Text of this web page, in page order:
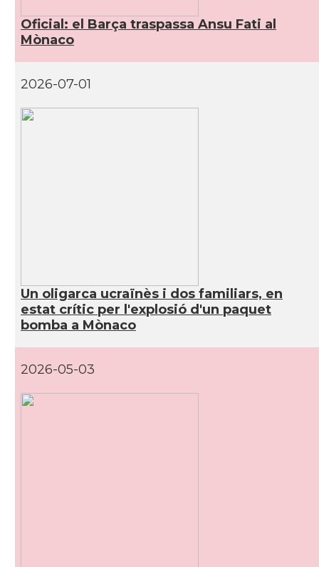
Oficial: el Barça traspassa Ansu Fati al
Mònaco
2026-07-01
Un oligarca ucraïnès i dos familiars, en
estat crític per l'explosió d'un paquet
bomba a Mònaco
2026-05-03